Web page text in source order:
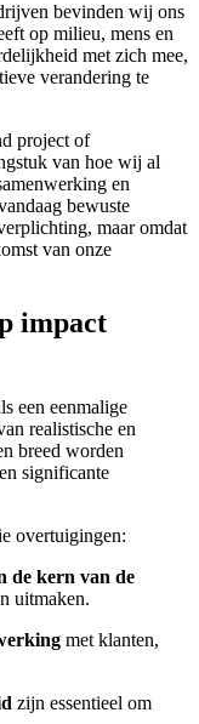
bevinden wij ons
op milieu, mens en
met zich mee,
verandering te
project of
van hoe wij al
en
bewuste
maar omdat
van onze
impact
een eenmalige
realistische en
breed worden
significante
overtuigingen:
de kern van de
uitmaken.
met klanten,
zijn essentieel om